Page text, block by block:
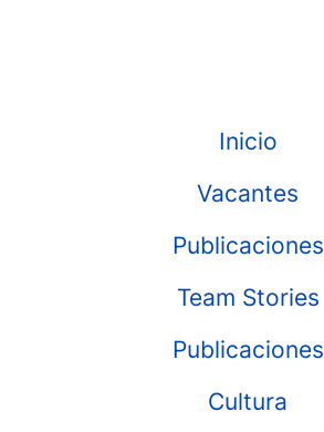
Inicio
Vacantes
Publicaciones
Team Stories
Publicaciones
Cultura